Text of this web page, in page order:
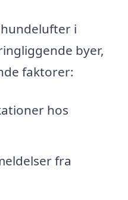
i
byer,
faktorer:
hos
fra